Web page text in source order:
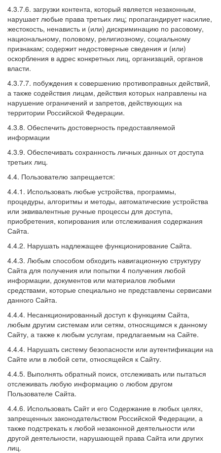
4.3.7.6. загрузки контента, который является незаконным,
нарушает любые права третьих лиц; пропагандирует насилие,
жестокость, ненависть и (или) дискриминацию по расовому,
национальному, половому, религиозному, социальному
признакам; содержит недостоверные сведения и (или)
оскорбления в адрес конкретных лиц, организаций, органов
власти.
4.3.7.7. побуждения к совершению противоправных действий,
а также содействия лицам, действия которых направлены на
нарушение ограничений и запретов, действующих на
территории Российской Федерации.
4.3.8. Обеспечить достоверность предоставляемой
информации
4.3.9. Обеспечивать сохранность личных данных от доступа
третьих лиц.
4.4. Пользователю запрещается:
4.4.1. Использовать любые устройства, программы,
процедуры, алгоритмы и методы, автоматические устройства
или эквивалентные ручные процессы для доступа,
приобретения, копирования или отслеживания содержания
Сайта.
4.4.2. Нарушать надлежащее функционирование Сайта.
4.4.3. Любым способом обходить навигационную структуру
Сайта для получения или попытки 4 получения любой
информации, документов или материалов любыми
средствами, которые специально не представлены сервисами
данного Сайта.
4.4.4. Несанкционированный доступ к функциям Сайта,
любым другим системам или сетям, относящимся к данному
Сайту, а также к любым услугам, предлагаемым на Сайте.
4.4.4. Нарушать систему безопасности или аутентификации на
Сайте или в любой сети, относящейся к Сайту.
4.4.5. Выполнять обратный поиск, отслеживать или пытаться
отслеживать любую информацию о любом другом
Пользователе Сайта.
4.4.6. Использовать Сайт и его Содержание в любых целях,
запрещенных законодательством Российской Федерации, а
также подстрекать к любой незаконной деятельности или
другой деятельности, нарушающей права Сайта или других
лиц.